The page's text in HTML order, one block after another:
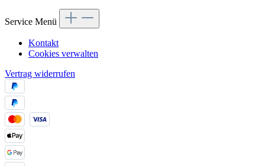
Service Menü
Kontakt
Cookies verwalten
Vertrag widerrufen